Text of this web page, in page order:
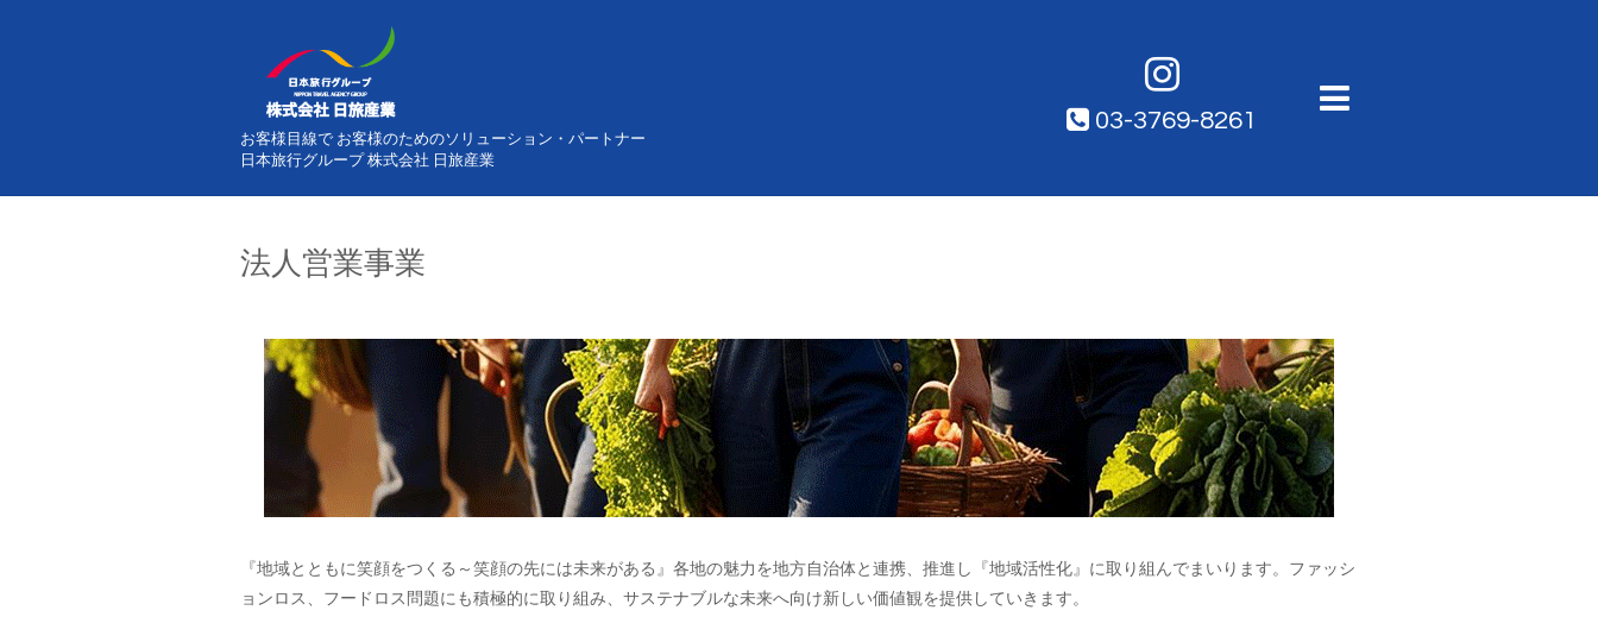
03-3769-8261
お客様目線で お客様のためのソリューション・パートナー
日本旅行グループ 株式会社 日旅産業
法人営業事業
『地域とともに笑顔をつくる～笑顔の先には未来がある』各地の魅力を地方自治体と連携、推進し『地域活性化』に取り組んでまいります。ファッシ
ョンロス、フードロス問題にも積極的に取り組み、サステナブルな未来へ向け新しい価値観を提供していきます。